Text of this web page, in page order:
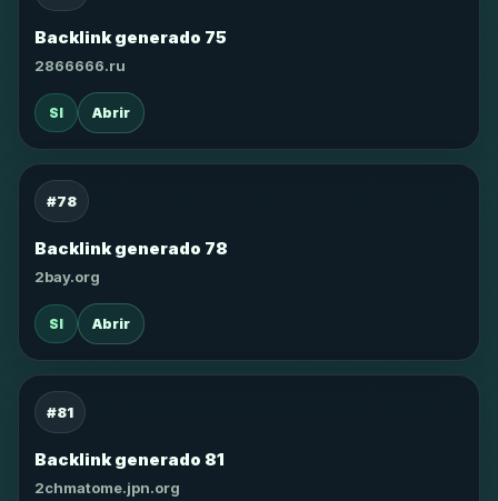
Backlink generado 75
2866666.ru
SI Abrir
#78
Backlink generado 78
2bay.org
SI Abrir
#81
Backlink generado 81
2chmatome.jpn.org